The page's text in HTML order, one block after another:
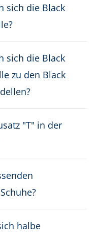
sich die Black
sich die Black
zu den Black
"T" in der
halbe